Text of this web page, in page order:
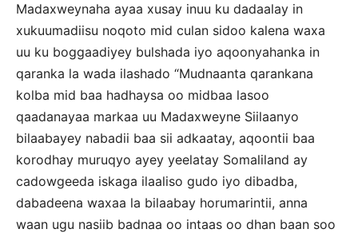
Madaxweynaha ayaa xusay inuu ku dadaalay in
xukuumadiisu noqoto mid culan sidoo kalena waxa
uu ku boggaadiyey bulshada iyo aqoonyahanka in
qaranka la wada ilashado “Mudnaanta qarankana
kolba mid baa hadhaysa oo midbaa lasoo
qaadanayaa markaa uu Madaxweyne Siilaanyo
bilaabayey nabadii baa sii adkaatay, aqoontii baa
korodhay muruqyo ayey yeelatay Somaliland ay
cadowgeeda iskaga ilaaliso gudo iyo dibadba,
dabadeena waxaa la bilaabay horumarintii, anna
waan ugu nasiib badnaa oo intaas oo dhan baan soo